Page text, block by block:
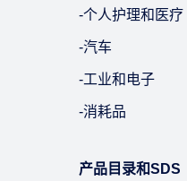
-个人护理和医疗
-汽车
‐工业和电子
‐消耗品
产品目录和SDS